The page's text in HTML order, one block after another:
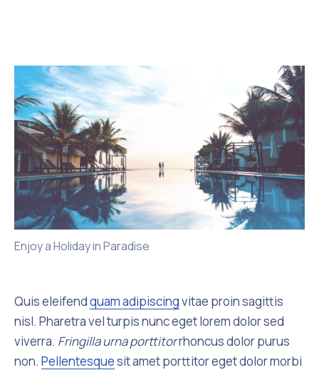
Enjoy a Holiday in Paradise
Quis eleifendquam adipiscingvitae proin sagittis
nisl. Pharetra vel turpis nunc eget lorem dolor sed
viverra. Fringilla urna porttitorrhoncus dolor purus
non. Pellentesquesit amet porttitor eget dolor morbi